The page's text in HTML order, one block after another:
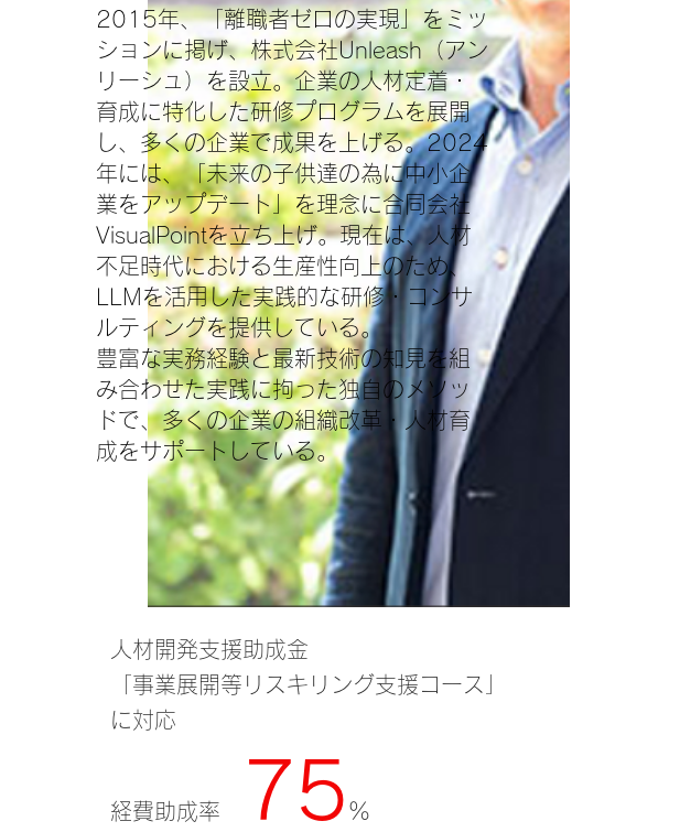
2015年、「離職者ゼロの実現」をミッ
ションに掲げ、株式会社Unleash（アン
リーシュ）を設立。企業の人材定着・
育成に特化した研修プログラムを展開
し、多くの企業で成果を上げる。2024
年には、「未来の子供達の為に中小企
業をアップデート」を理念に合同会社
VisualPointを立ち上げ。現在は、人材
不足時代における生産性向上のため、
LLMを活用した実践的な研修・コンサ
ルティングを提供している。
豊富な実務経験と最新技術の知見を組
み合わせた実践に拘った独自のメソッ
ドで、多くの企業の組織改革・人材育
成をサポートしている。
人材開発支援助成金
「事業展開等リスキリング支援コース」
に対応
​経費助成率 75 ％